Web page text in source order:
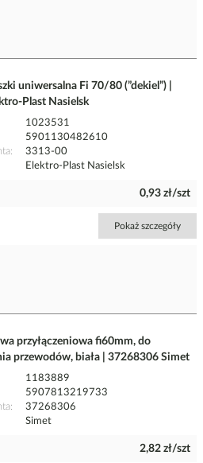
uniwersalna Fi 70/80 (”dekiel”) |
Plast Nasielsk
1023531
5901130482610
3313-00
Elektro-Plast Nasielsk
0,93 zł/szt
Pokaż szczegóły
przyłączeniowa fi60mm, do
przewodów, biała | 37268306 Simet
1183889
5907813219733
37268306
Simet
2,82 zł/szt